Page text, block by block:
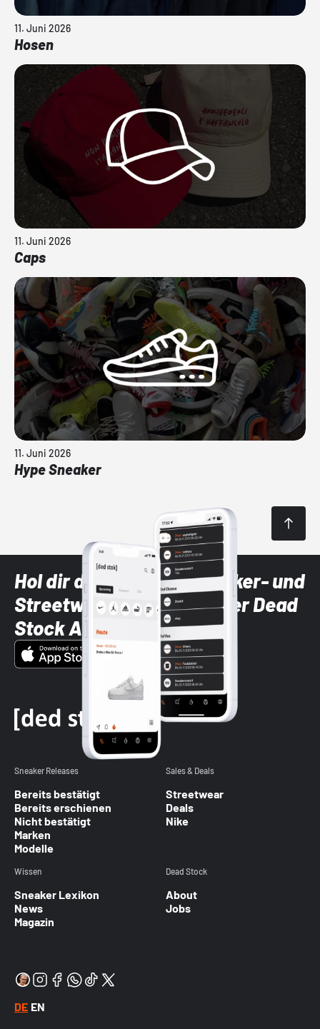
11. Juni 2026
Hosen
11. Juni 2026
Caps
11. Juni 2026
Hype Sneaker
Hol dir die neuesten Sneaker- und
Streetwear-Brands mit der Dead
Stock App
Sneaker Releases
Bereits bestätigt
Bereits erschienen
Nicht bestätigt
Marken
Modelle
Sales & Deals
Streetwear
Deals
Nike
Wissen
Sneaker Lexikon
News
Magazin
Dead Stock
About
Jobs
DE EN